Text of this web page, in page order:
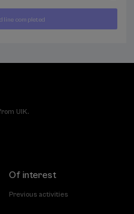
... FROM400
Last
places
Free
Date
expired
completed
UIK.
Of interest
Previous activities